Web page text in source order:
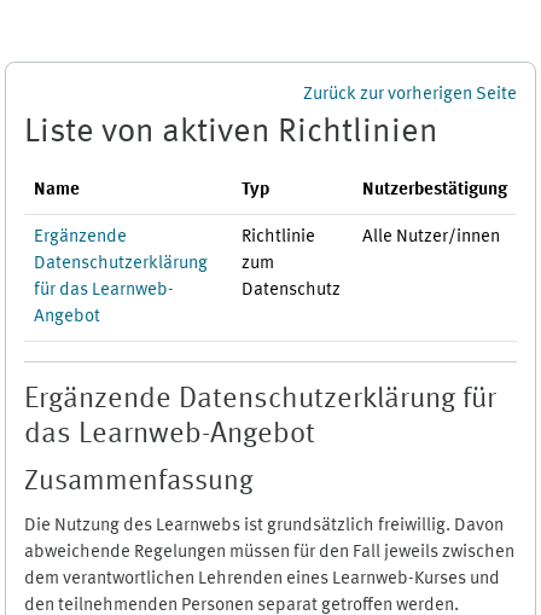
Zurück zur vorherigen Seite
Liste von aktiven Richtlinien
Name Typ Nutzerbestätigung
Ergänzende
Datenschutzerklärung
für das Learnweb-
Angebot
Richtlinie
zum
Datenschutz
Alle Nutzer/innen
Ergänzende Datenschutzerklärung für
das Learnweb-Angebot
Zusammenfassung
Die Nutzung des Learnwebs ist grundsätzlich freiwillig. Davon
abweichende Regelungen müssen für den Fall jeweils zwischen
dem verantwortlichen Lehrenden eines Learnweb-Kurses und
den teilnehmenden Personen separat getroffen werden.